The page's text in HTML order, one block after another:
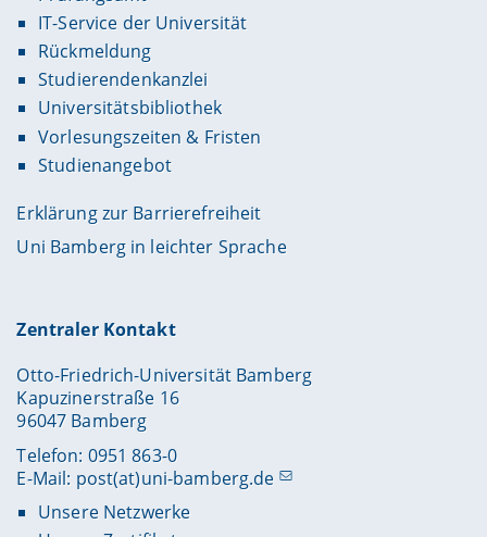
IT-Service der Universität
Rückmeldung
Studierendenkanzlei
Universitätsbibliothek
Vorlesungszeiten & Fristen
Studienangebot
Erklärung zur Barrierefreiheit
Uni Bamberg in leichter Sprache
Zentraler Kontakt
Otto-Friedrich-Universität Bamberg
Kapuzinerstraße 16
96047 Bamberg
Telefon: 0951 863-0
E-Mail: post(at)uni-bamberg.de
Unsere Netzwerke